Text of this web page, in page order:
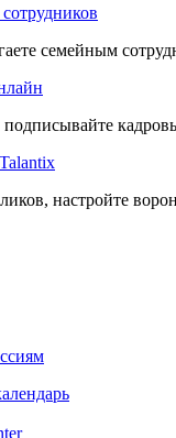
семейным
настройте